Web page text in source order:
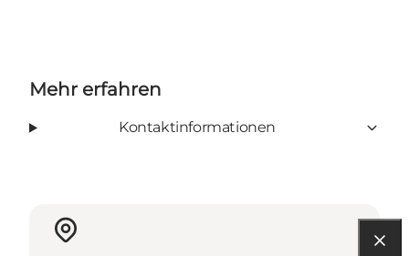
Mehr erfahren
Kontaktinformationen